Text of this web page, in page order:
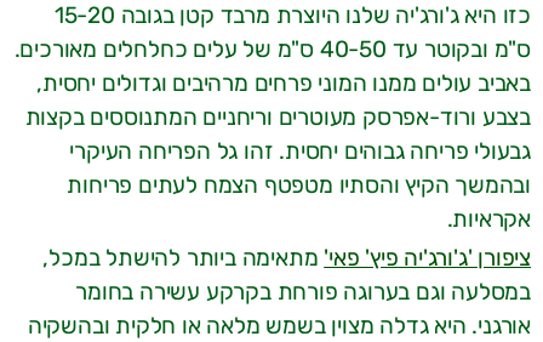
כזו היא ג'ורג'יה שלנו היוצרת מרבד קטן בגובה 15-20
ס"מ ובקוטר עד 40-50 ס"מ של עלים כחלחלים מאורכים.
באביב עולים ממנו המוני פרחים מרהיבים וגדולים יחסית,
בצבע ורוד-אפרסק מעוטרים וריחניים המתנוססים בקצות
גבעולי פריחה גבוהים יחסית. זהו גל הפריחה העיקרי
ובהמשך הקיץ והסתיו מטפטף הצמח לעתים פריחות
אקראיות.
ציפורן 'ג'ורג'יה פיץ' פאי' מתאימה ביותר להישתל במכל,
במסלעה וגם בערוגה פורחת בקרקע עשירה בחומר
אורגני. היא גדלה מצוין בשמש מלאה או חלקית ובהשקיה